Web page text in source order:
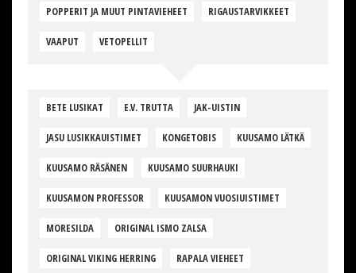
POPPERIT JA MUUT PINTAVIEHEET RIGAUSTARVIKKEET
VAAPUT VETOPELLIT
BETE LUSIKAT E.V. TRUTTA JAK-UISTIN
JASU LUSIKKAUISTIMET KONGETOBIS KUUSAMO LÄTKÄ
KUUSAMO RÄSÄNEN KUUSAMO SUURHAUKI
KUUSAMON PROFESSOR KUUSAMON VUOSIUISTIMET
MORESILDA ORIGINAL ISMO ZALSA
ORIGINAL VIKING HERRING RAPALA VIEHEET